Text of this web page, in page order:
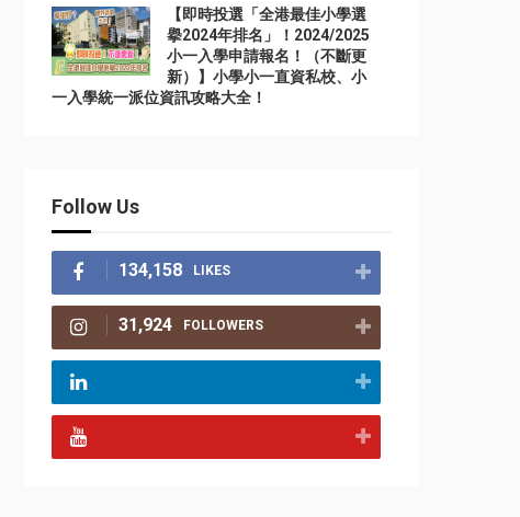
【即時投選「全港最佳小學選
擧2024年排名」！2024/2025
小一入學申請報名！（不斷更
新）】小學小一直資私校、小
一入學統一派位資訊攻略大全！
Follow Us
134,158 LIKES
31,924 FOLLOWERS